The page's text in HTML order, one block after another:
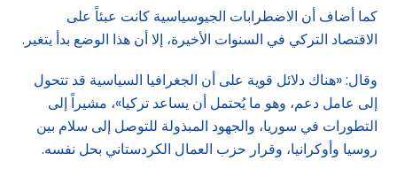
كما أضاف أن الاضطرابات الجيوسياسية كانت عبئاً على
الاقتصاد التركي في السنوات الأخيرة، إلا أن هذا الوضع بدأ يتغير.
وقال: «هناك دلائل قوية على أن الجغرافيا السياسية قد تتحول
إلى عامل دعم، وهو ما يُحتمل أن يساعد تركيا»، مشيراً إلى
التطورات في سوريا، والجهود المبذولة للتوصل إلى سلام بين
روسيا وأوكرانيا، وقرار حزب العمال الكردستاني بحل نفسه.